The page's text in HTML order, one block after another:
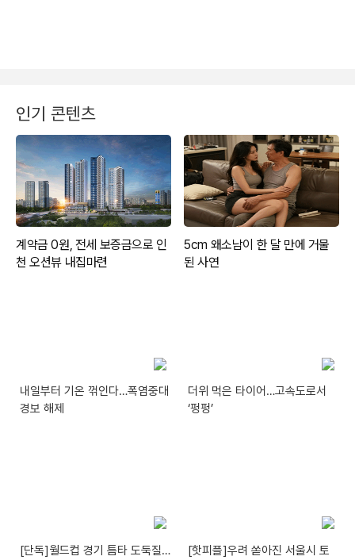
인기 콘텐츠
내일부터 기온 꺾인다…폭염중대
경보 해제
더위 먹은 타이어…고속도로서
‘펑펑’
[단독]월드컵 경기 틈타 도둑질…
[핫피플]우려 쏟아진 서울시 토